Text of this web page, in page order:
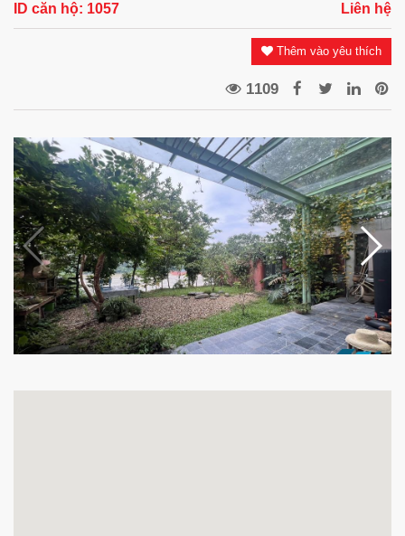
ID căn hộ: 1057 Liên hệ
Thêm vào yêu thích
1109